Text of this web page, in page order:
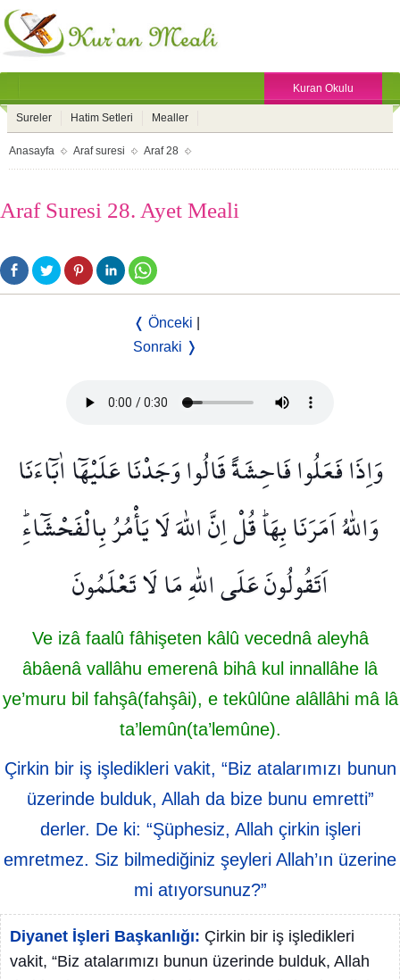
Kuran Okulu
Sureler Hatim Setleri Mealler
Anasayfa Araf suresi Araf 28
Araf Suresi 28. Ayet Meali
❬ Önceki
Sonraki ❭
وَاِذَا فَعَلُوا فَاحِشَةً قَالُوا وَجَدْنَا عَلَيْهَٓا اٰبَٓاءَنَا
وَاللّٰهُ اَمَرَنَا بِهَاۜ قُلْ اِنَّ اللّٰهَ لَا يَأْمُرُ بِالْفَحْشَٓاءِۜ
اَتَقُولُونَ عَلَى اللّٰهِ مَا لَا تَعْلَمُونَ
Ve izâ faalû fâhişeten kâlû vecednâ aleyhâ
âbâenâ vallâhu emerenâ bihâ kul innallâhe lâ
ye’muru bil fahşâ(fahşâi), e tekûlûne alâllâhi mâ lâ
ta’lemûn(ta’lemûne).
Çirkin bir iş işledikleri vakit, “Biz atalarımızı bunun
üzerinde bulduk, Allah da bize bunu emretti”
derler. De ki: “Şüphesiz, Allah çirkin işleri
emretmez. Siz bilmediğiniz şeyleri Allah’ın üzerine
mi atıyorsunuz?”
Diyanet İşleri Başkanlığı: Çirkin bir iş işledikleri
vakit, “Biz atalarımızı bunun üzerinde bulduk, Allah